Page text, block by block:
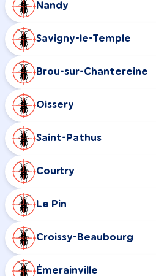
Nandy
Savigny-le-Temple
Brou-sur-Chantereine
Oissery
Saint-Pathus
Courtry
Le Pin
Croissy-Beaubourg
Émerainville